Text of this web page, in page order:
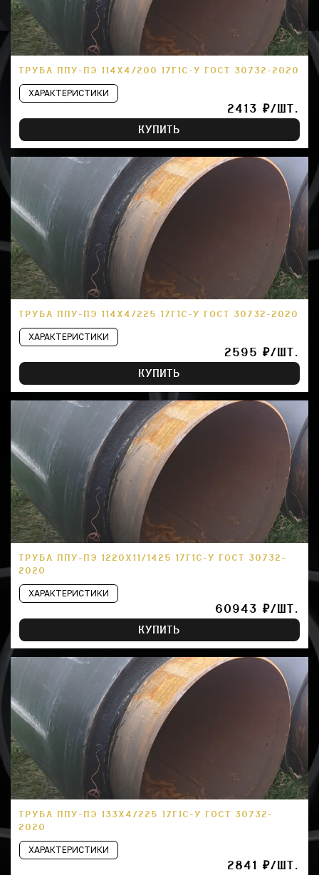
ТРУБА ППУ-ПЭ 114Х4/200 17Г1С-У ГОСТ 30732-2020
ХАРАКТЕРИСТИКИ
2413 ₽/ШТ.
КУПИТЬ
ТРУБА ППУ-ПЭ 114Х4/225 17Г1С-У ГОСТ 30732-2020
ХАРАКТЕРИСТИКИ
2595 ₽/ШТ.
КУПИТЬ
ТРУБА ППУ-ПЭ 1220Х11/1425 17Г1С-У ГОСТ 30732-
2020
ХАРАКТЕРИСТИКИ
60943 ₽/ШТ.
КУПИТЬ
ТРУБА ППУ-ПЭ 133Х4/225 17Г1С-У ГОСТ 30732-
2020
ХАРАКТЕРИСТИКИ
2841 ₽/ШТ.